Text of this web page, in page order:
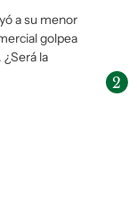
a su menor
golpea
la